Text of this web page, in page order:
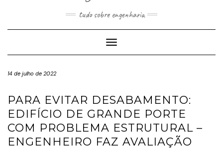
tudo sobre engenharia
Toggle
Navigation
14 de julho de 2022
PARA EVITAR DESABAMENTO:
EDIFÍCIO DE GRANDE PORTE
COM PROBLEMA ESTRUTURAL –
ENGENHEIRO FAZ AVALIAÇÃO